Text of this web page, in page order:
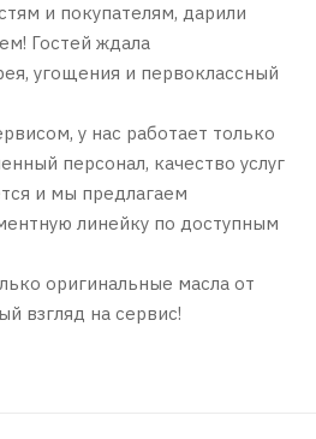
и покупателям, дарили
Гостей ждала
угощения и первоклассный
у нас работает только
персонал, качество услуг
и мы предлагаем
линейку по доступным
оригинальные масла от
взгляд на сервис!